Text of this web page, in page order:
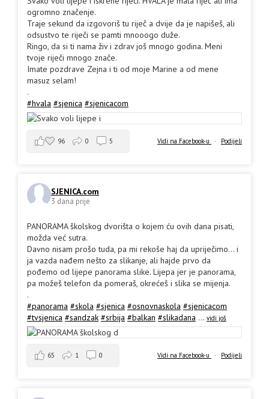
ogromno značenje.
Traje sekund da izgovoriš tu riječ a dvije da je napišeš, ali
odsustvo te riječi se pamti mnooogo duže.
Ringo, da si ti nama živ i zdrav još mnogo godina. Meni
tvoje riječi mnogo znače.
Imate pozdrave Zejna i ti od moje Marine a od mene
masuz selam!
.
#hvala #sjenica #sjenicacom
Vidi na Facebook-u · Podijeli
96 0 5
SJENICA.com
3 dana prije
PANORAMA školskog dvorišta o kojem ću ovih dana pisati,
možda već sutra.
Davno nisam prošo tuda, pa mi rekoše haj da upriječimo... i
ja vazda nađem nešto za slikanje, ali hajde prvo da
pođemo od lijepe panorama slike. Lijepa jer je panorama,
pa možeš telefon da pomeraš, okrećeš i slika se mijenja.
.
#panorama #skola #sjenica #osnovnaskola #sjenicacom
#tvsjenica #sandzak #srbija #balkan #slikadana ... vidi još
Vidi na Facebook-u · Podijeli
65 1 0